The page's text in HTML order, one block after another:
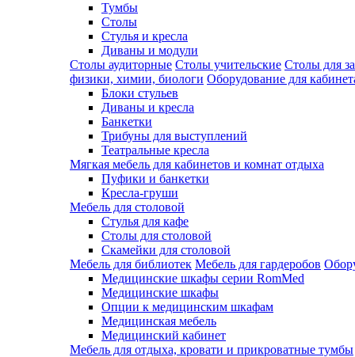
Тумбы
Столы
Стулья и кресла
Диваны и модули
Столы аудиторные Столы учительские Столы для
физики, химии, биологи Оборудование для
Блоки стульев
Диваны и кресла
Банкетки
Трибуны для выступлений
Театральные кресла
Мягкая мебель для кабинетов и комнат отдыха
Пуфики и банкетки
Кресла-груши
Мебель для столовой
Cтулья для кафе
Cтолы для столовой
Скамейки для столовой
Мебель для библиотек Мебель для гардеробов
Медицинские шкафы серии RomMed
Медицинские шкафы
Опции к медицинским шкафам
Медицинская мебель
Медицинский кабинет
Мебель для отдыха, кровати и прикроватные тумбы